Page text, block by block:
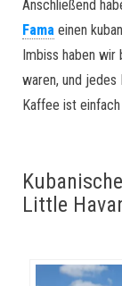
Anschließend
Fama einen
Imbiss haben wir
waren, und jedes
Kaffee ist
Little